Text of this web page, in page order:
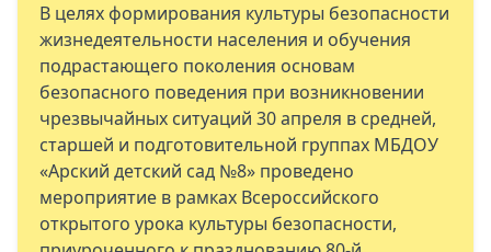
В целях формирования культуры безопасности
жизнедеятельности населения и обучения
подрастающего поколения основам
безопасного поведения при возникновении
чрезвычайных ситуаций 30 апреля в средней,
старшей и подготовительной группах МБДОУ
«Арский детский сад №8» проведено
мероприятие в рамках Всероссийского
открытого урока культуры безопасности,